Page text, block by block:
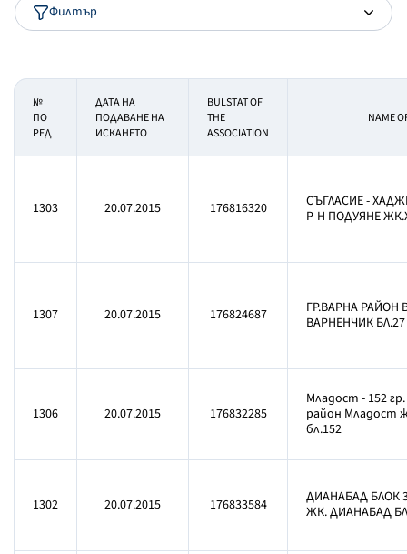
Филтър
№
ПО
РЕД
ДАТА НА
ПОДАВАНЕ НА
ИСКАНЕТО
BULSTAT OF
THE
ASSOCIATION
NAME
1303 20.07.2015 176816320
СЪГЛАСИЕ -
Р-Н ПОДУЯНЕ
1307 20.07.2015 176824687
ГР.ВАРНА РАЙОН
ВАРНЕНЧИК БЛ.27
1306 20.07.2015 176832285
Младост - 152
район Младост
бл.152
1302 20.07.2015 176833584
ДИАНАБАД БЛОК
ЖК. ДИАНАБАД